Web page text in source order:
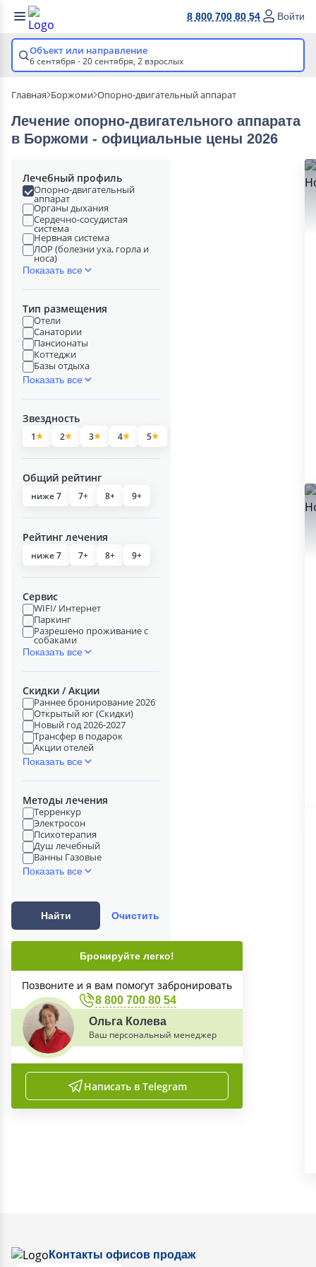
8 800 700 80 54 Войти
Объект или направление
6 сентября - 20 сентября, 2 взрослых
Главная Боржоми Опорно-двигательный аппарат
Лечение опорно-двигательного аппарата
в Боржоми - официальные цены 2026
Лечебный профиль
Опорно-двигательный
аппарат
Органы дыхания
Сердечно-сосудистая
система
Нервная система
ЛОР (болезни уха, горла и
носа)
Показать все
Тип размещения
Отели
Санатории
Пансионаты
Коттеджи
Базы отдыха
Показать все
Звездность
1 2 3 4 5
Общий рейтинг
ниже 7 7+ 8+ 9+
Рейтинг лечения
ниже 7 7+ 8+ 9+
Сервис
WIFI/ Интернет
Паркинг
Разрешено проживание с
собаками
Показать все
Скидки / Акции
Раннее бронирование 2026
Открытый юг (Скидки)
Новый год 2026-2027
Трансфер в подарок
Акции отелей
Показать все
Методы лечения
Терренкур
Электросон
Психотерапия
Душ лечебный
Ванны Газовые
Показать все
Найти Очистить
Бронируйте легко!
Позвоните и я вам помогут забронировать
8 800 700 80 54
Ольга Колева
Ваш персональный менеджер
Написать в Telegram
Контакты офисов продаж